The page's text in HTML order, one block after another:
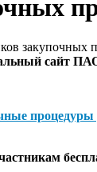
сайт